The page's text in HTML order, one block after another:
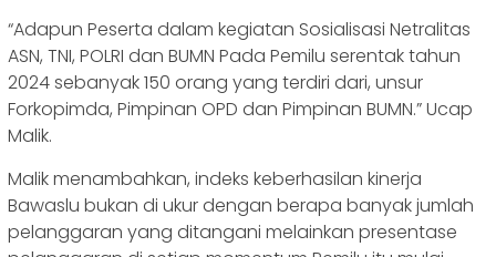
“Adapun Peserta dalam kegiatan Sosialisasi Netralitas
ASN, TNI, POLRI dan BUMN Pada Pemilu serentak tahun
2024 sebanyak 150 orang yang terdiri dari, unsur
Forkopimda, Pimpinan OPD dan Pimpinan BUMN.” Ucap
Malik.
Malik menambahkan, indeks keberhasilan kinerja
Bawaslu bukan di ukur dengan berapa banyak jumlah
pelanggaran yang ditangani melainkan presentase